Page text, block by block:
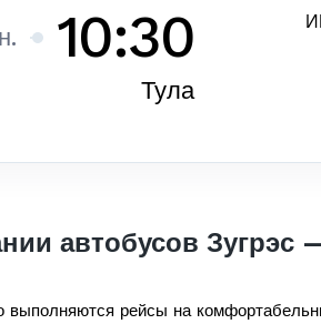
10:30
Тула
автобусов Зугрэс
выполняются рейсы на